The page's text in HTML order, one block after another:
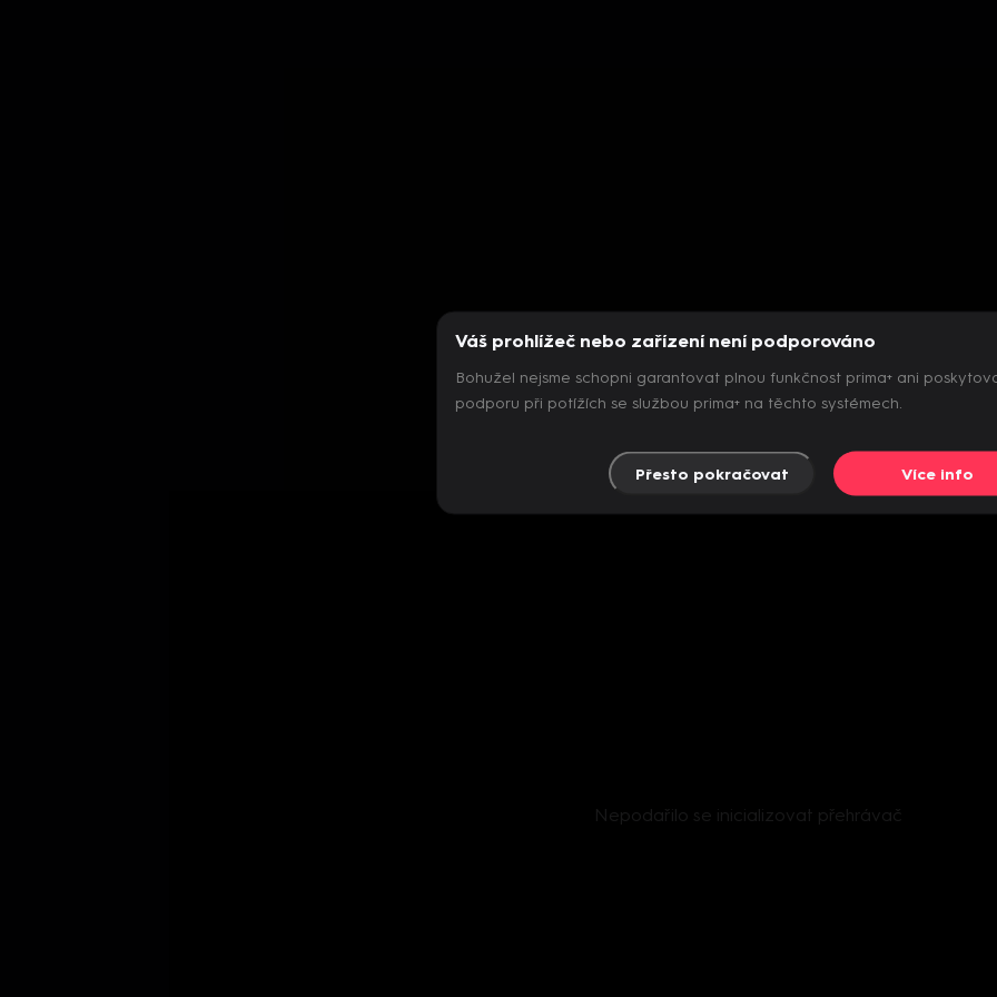
Nepodařilo se inicializovat přehrávač
Váš prohlížeč nebo zařízení není podporováno
Bohužel nejsme schopni garantovat plnou funkčnost prima+ ani
podporu při potížích se službou prima+ na těchto systémech.
Přesto pokračovat Více info